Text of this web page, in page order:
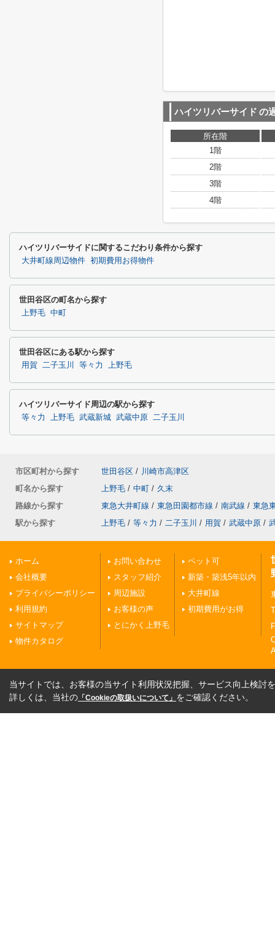
ハイツリバーサイド の
所在階
1階
2階
3階
4階
ハイツリバーサイドに関するこだわり条件から探す
大井町線周辺物件 初期費用お得物件
世田谷区の町名から探す
上野毛 中町
世田谷区にある駅から探す
用賀 二子玉川 等々力 上野毛
ハイツリバーサイド周辺の駅から探す
等々力 上野毛 武蔵新城 武蔵中原 二子玉川
市区町村から探す 世田谷区 / 川崎市高津区
町名から探す
上野毛 / 中町 / 久末
路線から探す
東急大井町線 / 東急田園都市線 / 南武線 / 東急
駅から探す
上野毛 / 等々力 / 二子玉川 / 用賀 / 武蔵中原 /
ホーム
会社概要
プライバシーポリシー
利用規約
サイトマップ
物件カタログ
お問い合わせ
スタッフ紹介
周辺施設
お客様の声
とにかく上野毛
ペット可
新築・築浅5年以内
大井町線
初期費用がお得
当サイトでは、お客様の当サイト利用状況把握、サービス向上検討
詳しくは、当社の 「Cookieの取扱いについて」 をご確認ください。